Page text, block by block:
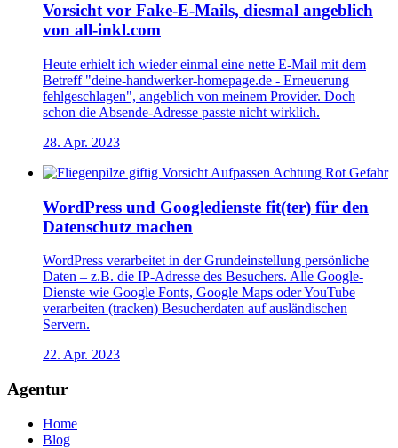
Vorsicht vor Fake-E-Mails, diesmal angeblich
von all-inkl.com
Heute erhielt ich wieder einmal eine nette E-Mail mit dem
Betreff "deine-handwerker-homepage.de - Erneuerung
fehlgeschlagen", angeblich von meinem Provider. Doch
schon die Absende-Adresse passte nicht wirklich.
28. Apr. 2023
WordPress und Googledienste fit(ter) für den
Datenschutz machen
WordPress verarbeitet in der Grundeinstellung persönliche
Daten – z.B. die IP-Adresse des Besuchers. Alle Google-
Dienste wie Google Fonts, Google Maps oder YouTube
verarbeiten (tracken) Besucherdaten auf ausländischen
Servern.
22. Apr. 2023
Agentur
Home
Blog